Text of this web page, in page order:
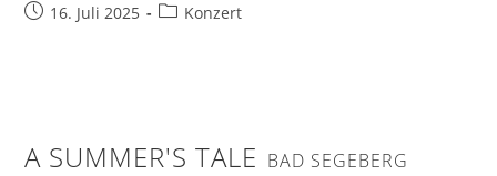
Beitrag16. Juli 2025
Beitrags-
Konzert
A SUMMER'S TALE BAD SEGEBERG